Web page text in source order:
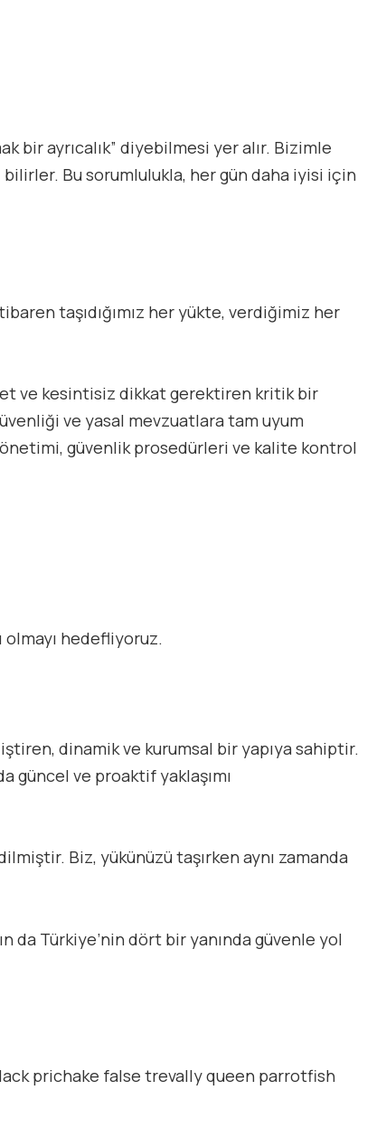
bir ayrıcalık” diyebilmesi yer alır. Bizimle
Bu sorumlulukla, her gün daha iyisi için
taşıdığımız her yükte, verdiğimiz her
ve kesintisiz dikkat gerektiren kritik bir
ve yasal mevzuatlara tam uyum
güvenlik prosedürleri ve kalite kontrol
hedefliyoruz.
dinamik ve kurumsal bir yapıya sahiptir.
güncel ve proaktif yaklaşımı
Biz, yükünüzü taşırken aynı zamanda
da Türkiye’nin dört bir yanında güvenle yol
prichake false trevally queen parrotfish